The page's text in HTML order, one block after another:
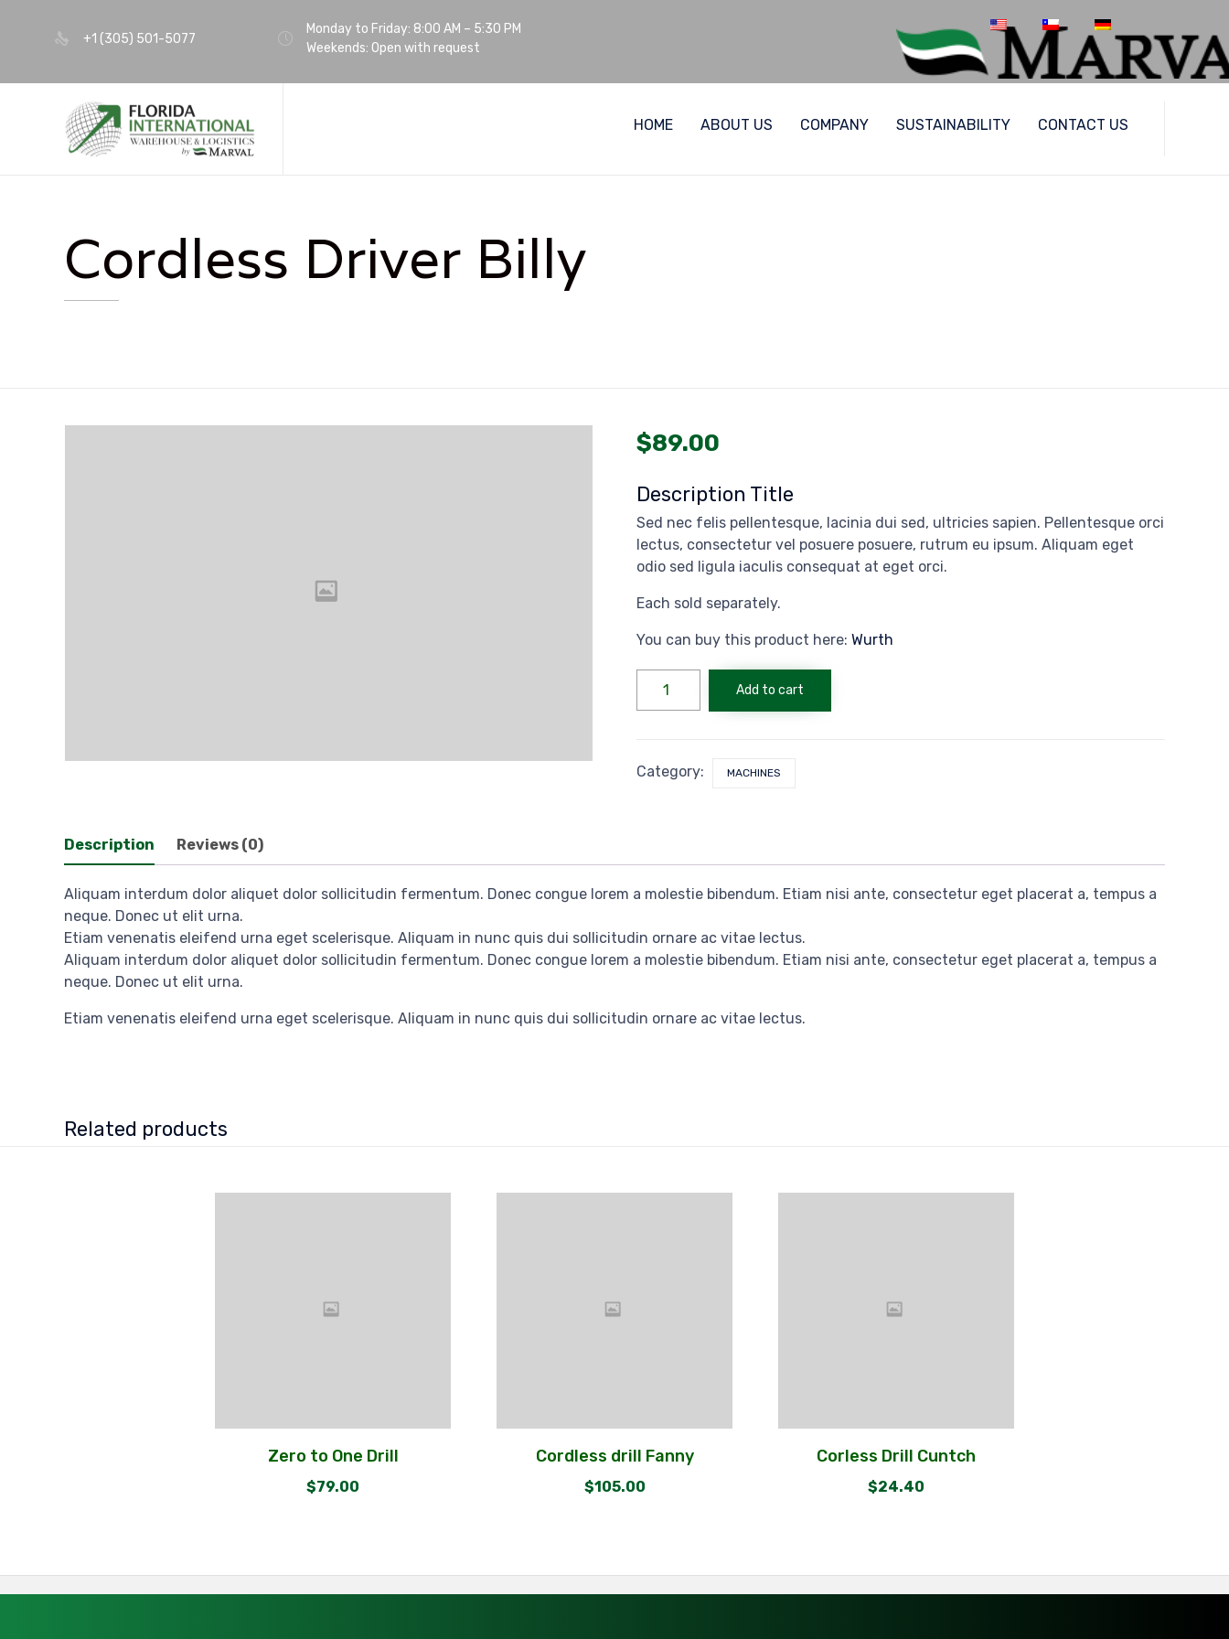
+1 (305) 501-5077
Monday to Friday: 8:00 AM – 5:30 PM
Weekends: Open with request
HOME ABOUT US COMPANY SUSTAINABILITY CONTACT US
Cordless Driver Billy
$89.00
Description Title
Sed nec felis pellentesque, lacinia dui sed, ultricies sapien. Pellentesque orci
lectus, consectetur vel posuere posuere, rutrum eu ipsum. Aliquam eget
odio sed ligula iaculis consequat at eget orci.
Each sold separately.
You can buy this product here:Wurth
Driver
Billy
Add to cart
Category: MACHINES
Description Reviews (0)
Aliquam interdum dolor aliquet dolor sollicitudin fermentum. Donec congue lorem a molestie bibendum. Etiam nisi ante, consectetur eget placerat a, tempus a
neque. Donec ut elit urna.
Etiam venenatis eleifend urna eget scelerisque. Aliquam in nunc quis dui sollicitudin ornare ac vitae lectus.
Aliquam interdum dolor aliquet dolor sollicitudin fermentum. Donec congue lorem a molestie bibendum. Etiam nisi ante, consectetur eget placerat a, tempus a
neque. Donec ut elit urna.
Etiam venenatis eleifend urna eget scelerisque. Aliquam in nunc quis dui sollicitudin ornare ac vitae lectus.
Related products
Zero to One Drill
$79.00
Cordless drill Fanny
$105.00
Corless Drill Cuntch
$24.40